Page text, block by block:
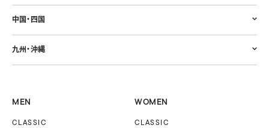
中国・四国
九州・沖縄
MEN
CLASSIC
WOMEN
CLASSIC